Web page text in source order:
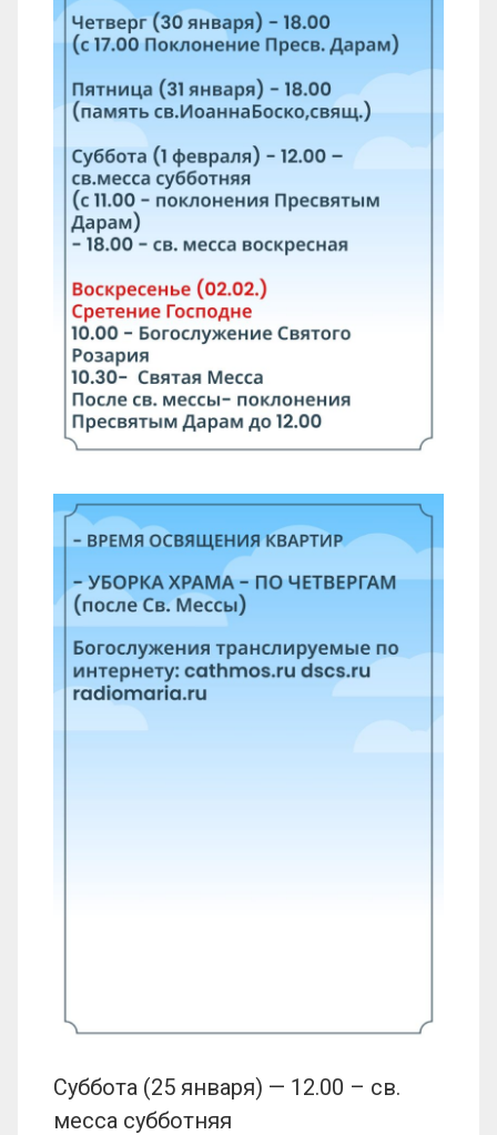
Суббота (25 января) — 12.00 – св.
месса субботняя